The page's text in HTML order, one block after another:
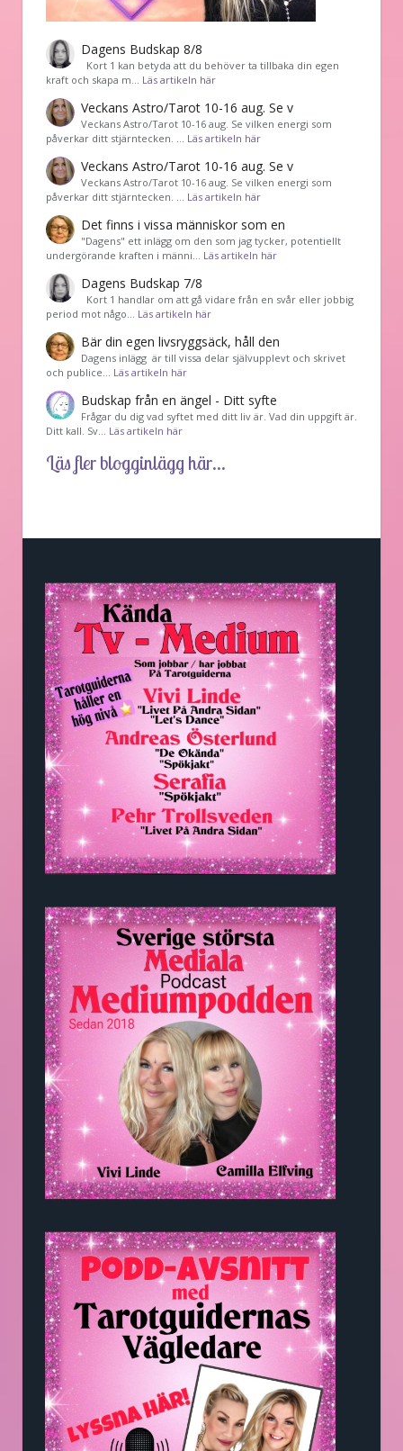
Dagens Budskap 8/8
Kort 1 kan betyda att du behöver ta tillbaka din egen
kraft och skapa m… Läs artikeln här
Veckans Astro/Tarot 10-16 aug. Se v
Veckans Astro/Tarot 10-16 aug. Se vilken energi som
påverkar ditt stjärntecken. … Läs artikeln här
Veckans Astro/Tarot 10-16 aug. Se v
Veckans Astro/Tarot 10-16 aug. Se vilken energi som
påverkar ditt stjärntecken. … Läs artikeln här
Det finns i vissa människor som en
"Dagens" ett inlägg om den som jag tycker, potentiellt
undergörande kraften i männi… Läs artikeln här
Dagens Budskap 7/8
Kort 1 handlar om att gå vidare från en svår eller jobbig
period mot någo… Läs artikeln här
Bär din egen livsryggsäck, håll den
Dagens inlägg är till vissa delar självupplevt och skrivet
och publice… Läs artikeln här
Budskap från en ängel - Ditt syfte
Frågar du dig vad syftet med ditt liv är. Vad din uppgift är.
Ditt kall. Sv… Läs artikeln här
Läs fler blogginlägg här...